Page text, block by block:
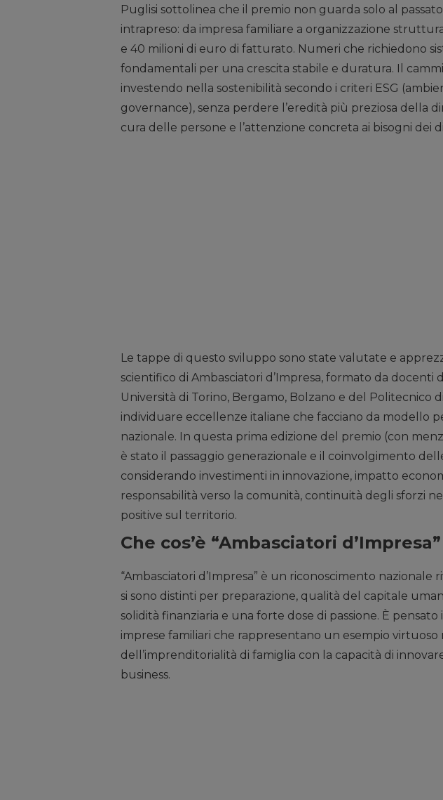
Puglisi sottolinea che il premio non guarda solo al
intrapreso: da impresa familiare a organizzazione
e 40 milioni di euro di fatturato. Numeri che richiedono
fondamentali per una crescita stabile e duratura. Il
investendo nella sostenibilità secondo i criteri ESG
governance), senza perdere l’eredità più preziosa della
cura delle persone e l’attenzione concreta ai bisogni dei
Le tappe di questo sviluppo sono state valutate e
scientifico di Ambasciatori d’Impresa, formato da docenti
Università di Torino, Bergamo, Bolzano e del Politecnico
individuare eccellenze italiane che facciano da modello
nazionale. In questa prima edizione del premio (con
è stato il passaggio generazionale e il coinvolgimento
considerando investimenti in innovazione, impatto
responsabilità verso la comunità, continuità degli sforzi
positive sul territorio.
Che cos’è “Ambasciatori d’Impresa”
“Ambasciatori d’Impresa” è un riconoscimento
si sono distinti per preparazione, qualità del capitale
solidità finanziaria e una forte dose di passione. È
imprese familiari che rappresentano un esempio virtuoso
dell’imprenditorialità di famiglia con la capacità di
business.